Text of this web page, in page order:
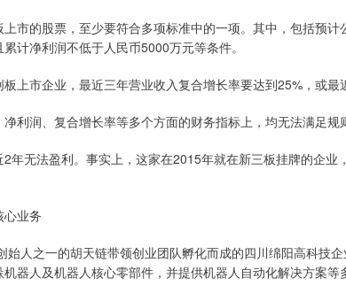
市的股票，至少要符合多项标准中的一项。其中，包括预计
计净利润不低于人民币5000万元等条件。
上市企业，最近三年营业收入复合增长率要达到25%，或最
利润、复合增长率等多个方面的财务指标上，均无法满足规
年无法盈利。事实上，这家在2015年就在新三板挂牌的企业
心业务
人之一的胡天链带领创业团队孵化而成的四川绵阳高科技企
器人及机器人核心零部件，并提供机器人自动化解决方案